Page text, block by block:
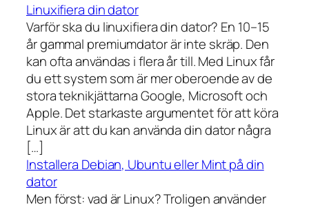
Linuxifiera din dator
Varför ska du linuxifiera din dator? En 10–15
år gammal premiumdator är inte skräp. Den
kan ofta användas i flera år till. Med Linux får
du ett system som är mer oberoende av de
stora teknikjättarna Google, Microsoft och
Apple. Det starkaste argumentet för att köra
Linux är att du kan använda din dator några
[…]
Installera Debian, Ubuntu eller Mint på din
dator
Men först: vad är Linux? Troligen använder